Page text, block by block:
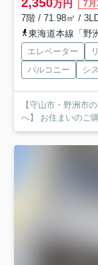
万円 7
7階 / 71.98㎡ /
東海道本線「野
エレベーター
バルコニー
シ
【守山市・野洲市
へ】 お住まいのご